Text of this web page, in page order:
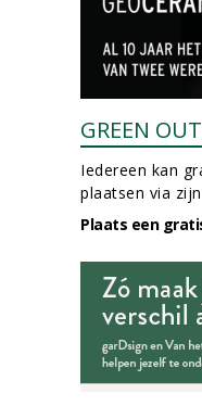
GREEN
Iedereen kan
plaatsen via
Plaats een